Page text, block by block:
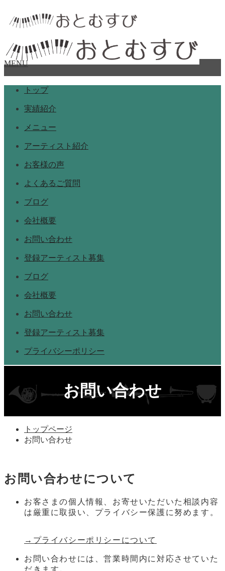
MENU
トップ
実績紹介
メニュー
アーティスト紹介
お客様の声
よくあるご質問
ブログ
会社概要
お問い合わせ
登録アーティスト募集
ブログ
会社概要
お問い合わせ
登録アーティスト募集
プライバシーポリシー
お問い合わせ
トップページ
お問い合わせ
お問い合わせについて
お客さまの個人情報、お寄せいただいた相談内容
は厳重に取扱い、プライバシー保護に努めます。
→プライバシーポリシーについて
お問い合わせには、営業時間内に対応させていた
だきます。